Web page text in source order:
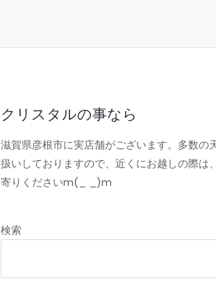
クリスタルの事なら
滋賀県彦根市に実店舗がございます。多数の
扱いしておりますので、近くにお越しの際は
寄りくださいm(_ _)m
検索